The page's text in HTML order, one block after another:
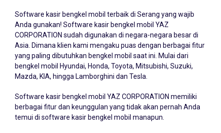
Software kasir bengkel mobil terbaik di Serang yang wajib
Anda gunakan! Software kasir bengkel mobil YAZ
CORPORATION sudah digunakan di negara-negara besar di
Asia. Dimana klien kami mengaku puas dengan berbagai fitur
yang paling dibutuhkan bengkel mobil saat ini. Mulai dari
bengkel mobil Hyundai, Honda, Toyota, Mitsubishi, Suzuki,
Mazda, KIA, hingga Lamborghini dan Tesla.
Software kasir bengkel mobil YAZ CORPORATION memiliki
berbagai fitur dan keunggulan yang tidak akan pernah Anda
temui di software kasir bengkel mobil manapun.